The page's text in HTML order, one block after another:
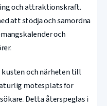
och attraktionskraft.
att stödja och samordna
och
kusten och närheten till
mötesplats för
Detta återspeglas i